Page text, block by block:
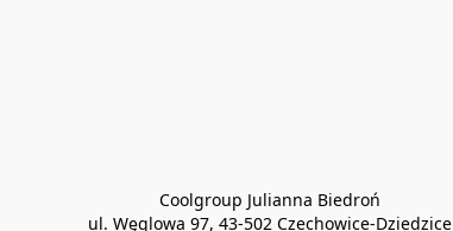
Coolgroup Julianna Biedroń
ul. Węglowa 97, 43-502 Czechowice-Dziedzice